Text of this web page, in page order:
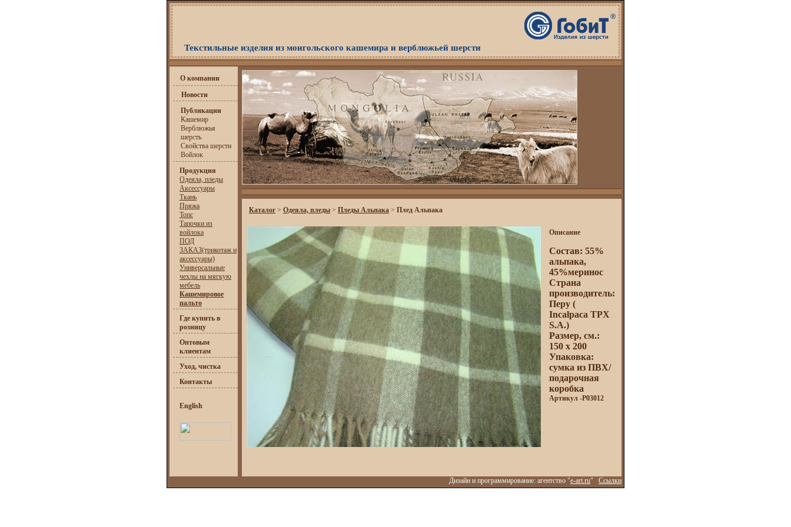
Текстильные изделия из монгольского кашемира и верблюжьей шерсти
О компании
Новости
Публикации
Кашемир
Верблюжья
шерсть
Свойства шерсти
Войлок
Продукция
Одеяла, пледы
Аксессуары
Ткань
Пряжа
Топс
Тапочки из
войлока
ПОД
ЗАКАЗ(трикотаж и
аксессуары)
Универсальные
чехлы на мягкую
мебель
Кашемировое
пальто
Где купить в
розницу
Оптовым
клиентам
Уход, чистка
Контакты
English
Каталог > Одеяла, пледы > Пледы Альпака > Плед Альпака
Описание
Состав: 55%
альпака,
45%меринос
Страна
производитель:
Перу (
Incalpaca TPX
S.A.)
Размер, см.:
150 х 200
Упаковка:
сумка из ПВХ/
подарочная
коробка
Артикул -P03012
Дизайн и программирование: агентство "e-art.ru" Ссылки